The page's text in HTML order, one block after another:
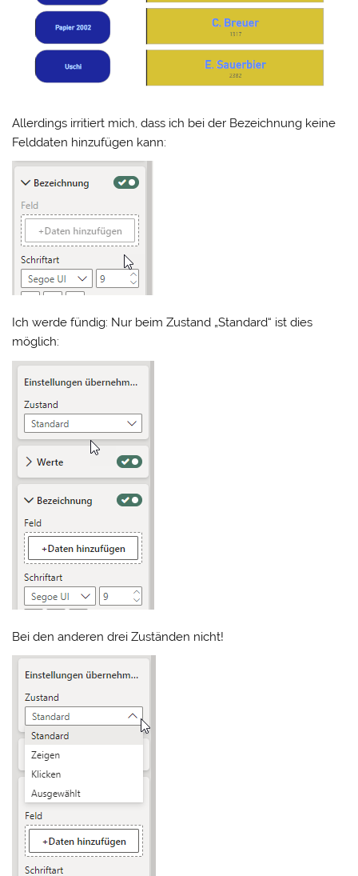
Allerdings irritiert mich, dass ich bei der Bezeichnung keine
Felddaten hinzufügen kann:
Ich werde fündig: Nur beim Zustand „Standard“ ist dies
möglich:
Bei den anderen drei Zuständen nicht!